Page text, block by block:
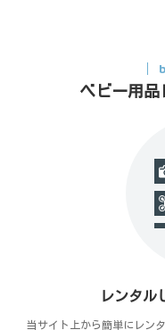
ベビー用
レンタル
当サイト上から簡単にレン